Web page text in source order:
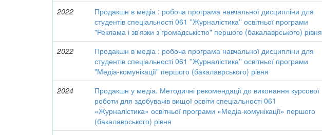
2022
Продакшн в медіа : робоча програма навчальної дисципліни для
студентів спеціальності 061 ''Журналістика'' освітньої програми
"Реклама і зв'язки з громадськістю" першого (бакалаврського) рівня
2022
Продакшн в медіа : робоча програма навчальної дисципліни для
студентів спеціальності 061 ''Журналістика'' освітньої програми
"Медіа-комунікації" першого (бакалаврського) рівня
2024
Продакшн у медіа. Методичні рекомендації до виконання курсової
роботи для здобувачів вищої освіти спеціальності 061
«Журналістика» освітньої програми «Медіа-комунікації» першого
(бакалаврського) рівня